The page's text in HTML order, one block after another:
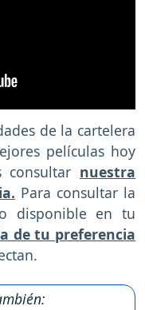
de la cartelera
películas hoy
consultar nuestra
Para consultar la
disponible en tu
de tu preferencia